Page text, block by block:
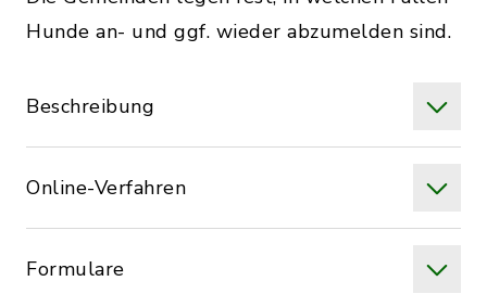
Hunde an- und ggf. wieder abzumelden sind.
Beschreibung
Online-Verfahren
Formulare